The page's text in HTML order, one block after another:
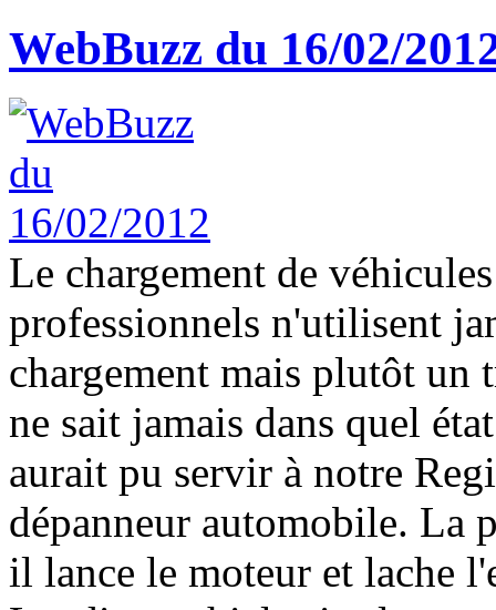
WebBuzz du 16/02/
Le chargement de
professionnels n'utilisent
chargement mais plutôt
ne sait jamais dans quel
aurait pu servir à notre
dépanneur automobile. La
il lance le moteur et lache